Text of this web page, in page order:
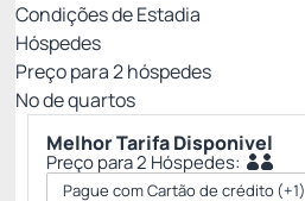
Condições de Estadia
Hóspedes
Preço para2hóspedes
Nº de quartos
Melhor Tarifa Disponivel
Preço para 2 Hóspedes:
Pague com Cartão de crédito(+1)